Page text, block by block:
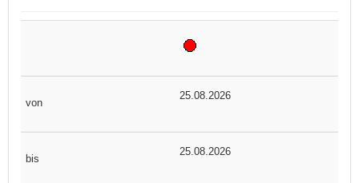
25.08.2026
25.08.2026